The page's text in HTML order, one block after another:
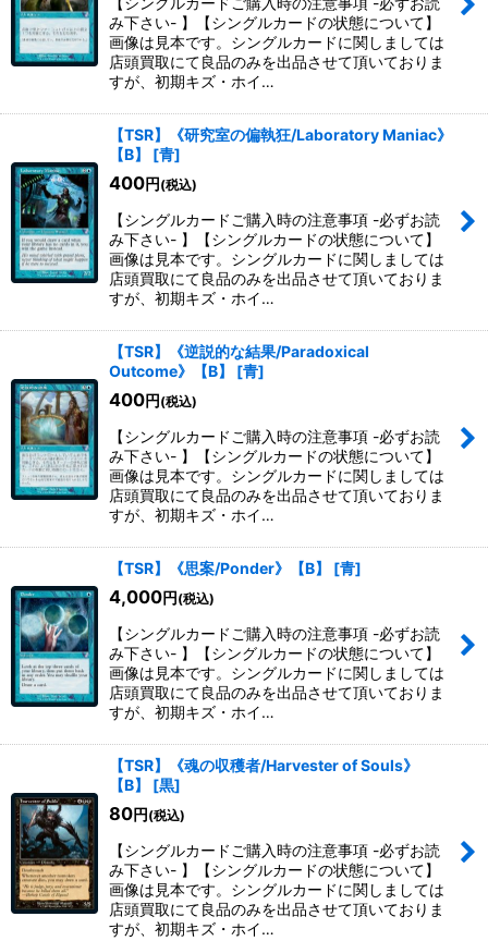
み下さい- 】【シングルカードの状態について】
画像は見本です。シングルカードに関しましては
店頭買取にて良品のみを出品させて頂いておりま
すが、初期キズ・ホイ…
【TSR】《研究室の偏執狂/Laboratory Maniac》
【B】
[青]
400円 (税込)
【シングルカードご購入時の注意事項 -必ずお読
み下さい- 】【シングルカードの状態について】
画像は見本です。シングルカードに関しましては
店頭買取にて良品のみを出品させて頂いておりま
すが、初期キズ・ホイ…
【TSR】《逆説的な結果/Paradoxical
Outcome》【B】
[青]
400円 (税込)
【シングルカードご購入時の注意事項 -必ずお読
み下さい- 】【シングルカードの状態について】
画像は見本です。シングルカードに関しましては
店頭買取にて良品のみを出品させて頂いておりま
すが、初期キズ・ホイ…
【TSR】《思案/Ponder》【B】 [青]
4,000円 (税込)
【シングルカードご購入時の注意事項 -必ずお読
み下さい- 】【シングルカードの状態について】
画像は見本です。シングルカードに関しましては
店頭買取にて良品のみを出品させて頂いておりま
すが、初期キズ・ホイ…
【TSR】《魂の収穫者/Harvester of Souls》
【B】
[黒]
80円 (税込)
【シングルカードご購入時の注意事項 -必ずお読
み下さい- 】【シングルカードの状態について】
画像は見本です。シングルカードに関しましては
店頭買取にて良品のみを出品させて頂いておりま
すが、初期キズ・ホイ…